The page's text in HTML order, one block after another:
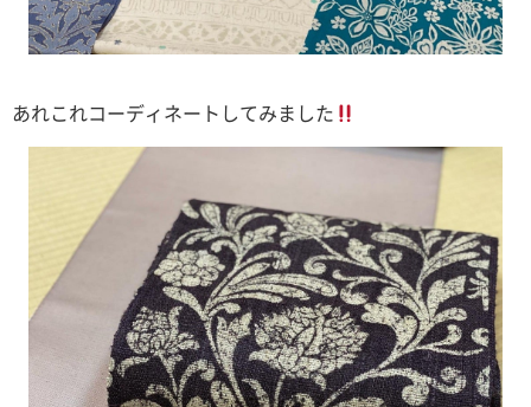
あれこれコーディネートしてみました